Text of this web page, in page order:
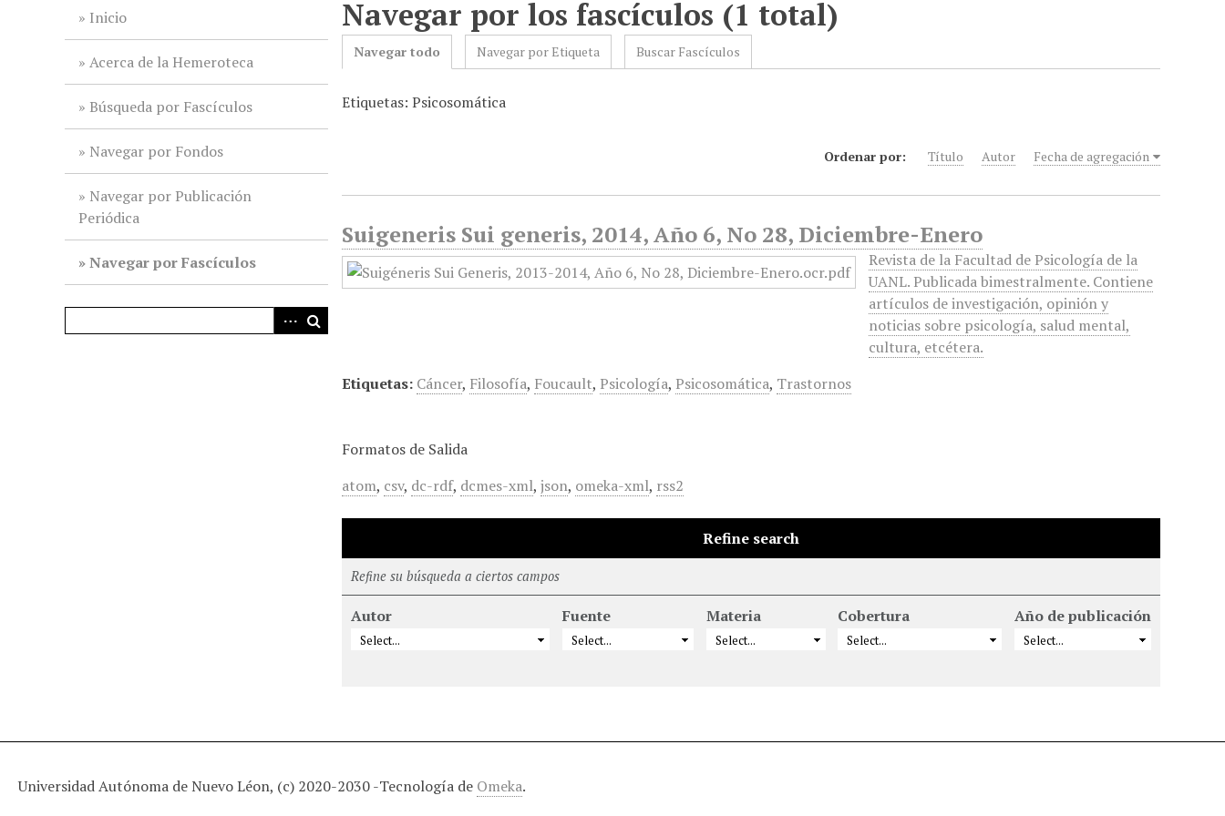
Inicio
Acerca de la Hemeroteca
Búsqueda por Fascículos
Navegar por Fondos
Navegar por Publicación
Periódica
Navegar por Fascículos
Navegar por los fascículos (1 total)
Navegar todo Navegar por Etiqueta Buscar Fascículos
Etiquetas: Psicosomática
Ordenar por: Título Autor Fecha de agregación
Suigeneris Sui generis, 2014, Año 6, No 28, Diciembre-Enero
Revista de la Facultad de Psicología de la
UANL. Publicada bimestralmente. Contiene
artículos de investigación, opinión y
noticias sobre psicología, salud mental,
cultura, etcétera.
Etiquetas: Cáncer, Filosofía, Foucault, Psicología, Psicosomática, Trastornos
Formatos de Salida
atom, csv, dc-rdf, dcmes-xml,json, omeka-xml, rss2
Refine search
Refine su búsqueda a ciertos campos
Autor Fuente Materia Cobertura Año de publicación
Universidad Autónoma de Nuevo Léon, (c) 2020-2030 -Tecnología de Omeka.